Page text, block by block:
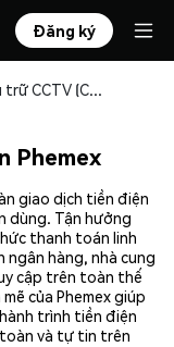
Đăng ký
Mua và lưu trữ CCTV (CCTV) an toàn
Phemex
giao dịch tiền điện
dùng. Tận hưởng
thanh toán linh
hàng, nhà cung
cập trên toàn thế
của Phemex giúp
trình tiền điện
toàn và tự tin trên